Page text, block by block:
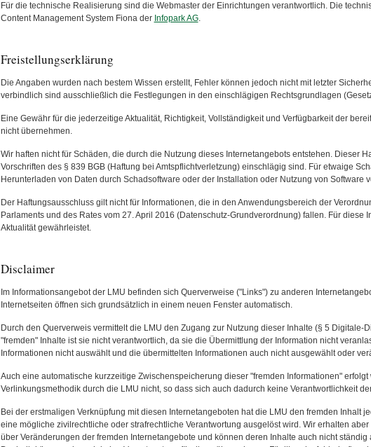
Für die technische Realisierung sind die Webmaster der Einrichtungen verantwortlich. Die
Content Management System Fiona der Infopark AG.
Freistellungserklärung
Die Angaben wurden nach bestem Wissen erstellt, Fehler können jedoch nicht mit letzter
verbindlich sind ausschließlich die Festlegungen in den einschlägigen Rechtsgrundlagen
Eine Gewähr für die jederzeitige Aktualität, Richtigkeit, Vollständigkeit und Verfügbarkeit der
nicht übernehmen.
Wir haften nicht für Schäden, die durch die Nutzung dieses Internetangebots entstehen. Dieser
Vorschriften des § 839 BGB (Haftung bei Amtspflichtverletzung) einschlägig sind. Für etwaige
Herunterladen von Daten durch Schadsoftware oder der Installation oder Nutzung von Software
Der Haftungsausschluss gilt nicht für Informationen, die in den Anwendungsbereich der
Parlaments und des Rates vom 27. April 2016 (Datenschutz-Grundverordnung) fallen. Für diese
Aktualität gewährleistet.
Disclaimer
Im Informationsangebot der LMU befinden sich Querverweise ("Links") zu anderen
Internetseiten öffnen sich grundsätzlich in einem neuen Fenster automatisch.
Durch den Querverweis vermittelt die LMU den Zugang zur Nutzung dieser Inhalte (§ 5 Digitale-
"fremden" Inhalte ist sie nicht verantwortlich, da sie die Übermittlung der Information nicht
Informationen nicht auswählt und die übermittelten Informationen auch nicht ausgewählt oder
Auch eine automatische kurzzeitige Zwischenspeicherung dieser "fremden Informationen"
Verlinkungsmethodik durch die LMU nicht, so dass sich auch dadurch keine Verantwortlichkeit
Bei der erstmaligen Verknüpfung mit diesen Internetangeboten hat die LMU den fremden Inhalt
eine mögliche zivilrechtliche oder strafrechtliche Verantwortung ausgelöst wird. Wir erhalten
über Veränderungen der fremden Internetangebote und können deren Inhalte auch nicht